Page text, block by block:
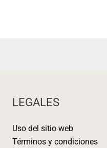
LEGALES
Uso del sitio web
Términos y condiciones